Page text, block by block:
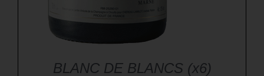
BLANC DE BLANCS (x6)